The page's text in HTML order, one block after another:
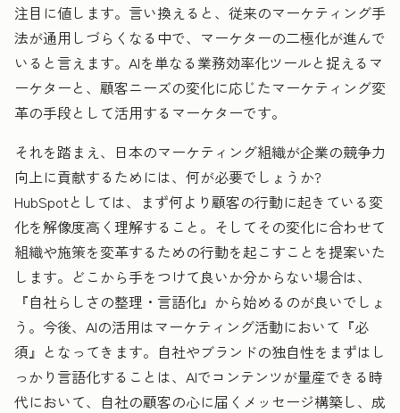
注目に値します。言い換えると、従来のマーケティング手
法が通用しづらくなる中で、マーケターの二極化が進んで
いると言えます。AIを単なる業務効率化ツールと捉えるマ
ーケターと、顧客ニーズの変化に応じたマーケティング変
革の手段として活用するマーケターです。
それを踏まえ、日本のマーケティング組織が企業の競争力
向上に貢献するためには、何が必要でしょうか?
HubSpotとしては、まず何より顧客の行動に起きている変
化を解像度高く理解すること。そしてその変化に合わせて
組織や施策を変革するための行動を起こすことを提案いた
します。どこから手をつけて良いか分からない場合は、
『自社らしさの整理・言語化』から始めるのが良いでしょ
う。今後、AIの活用はマーケティング活動において『必
須』となってきます。自社やブランドの独自性をまずはし
っかり言語化することは、AIでコンテンツが量産できる時
代において、自社の顧客の心に届くメッセージ構築し、成